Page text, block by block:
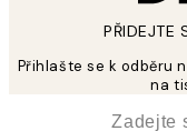
PŘIDEJTE
Přihlašte se k odběru
na